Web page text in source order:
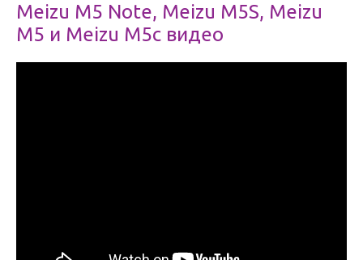
Meizu M5 Note, Meizu M5S, Meizu
M5 и Meizu M5c видео